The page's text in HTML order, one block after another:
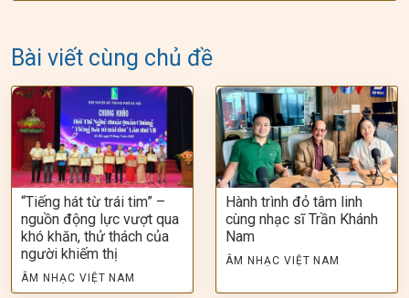
Bài viết cùng chủ đề
“Tiếng hát từ trái tim” –
nguồn động lực vượt qua
khó khăn, thử thách của
người khiếm thị
ÂM NHẠC VIỆT NAM
Hành trình đỏ tâm linh
cùng nhạc sĩ Trần Khánh
Nam
ÂM NHẠC VIỆT NAM